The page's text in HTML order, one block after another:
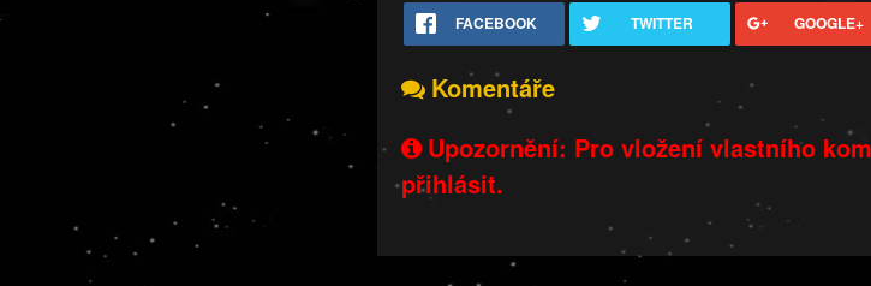
FACEBOOK TWITTER GOOGLE+
Komentáře
Upozornění: Pro vložení vlastního
přihlásit.